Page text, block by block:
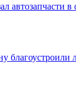
автозапчасти
благоустроили